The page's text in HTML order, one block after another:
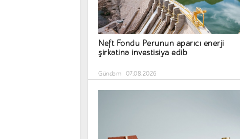
Neft Fondu Perunun aparıcı enerji
şirkətinə investisiya edib
Gündəm 07.08.2026